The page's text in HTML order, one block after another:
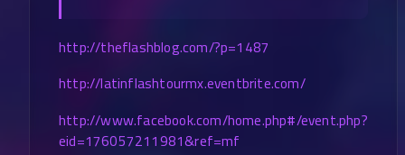
http://theflashblog.com/?p=1487
http://latinflashtourmx.eventbrite.com/
http://www.facebook.com/home.php#/event.php?
eid=176057211981&ref=mf